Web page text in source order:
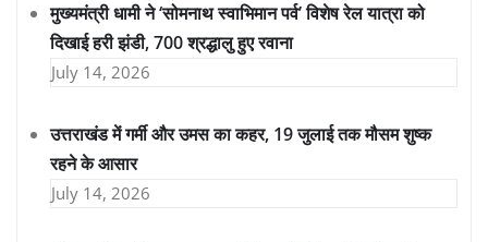
मुख्यमंत्री धामी ने ‘सोमनाथ स्वाभिमान पर्व’ विशेष रेल यात्रा को
दिखाई हरी झंडी, 700 श्रद्धालु हुए रवाना
July 14, 2026
उत्तराखंड में गर्मी और उमस का कहर, 19 जुलाई तक मौसम शुष्क
रहने के आसार
July 14, 2026